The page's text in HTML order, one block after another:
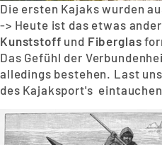
Die ersten Kajaks wurden
-> Heute ist das etwas
Kunststoff und Fiberglas
Das Gefühl der
alledings bestehen. Last
des Kajaksport's eintauchen.